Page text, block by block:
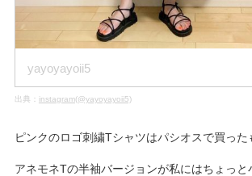
yayoyayoii5
出典： instagram(@yayoyayoii5)
ピンクのロゴ刺繍Tシャツはパシオスで買った
アネモネTの半袖バージョンが私にはちょっと